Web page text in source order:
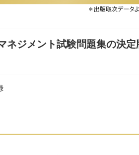
ジメント試験問題集の決